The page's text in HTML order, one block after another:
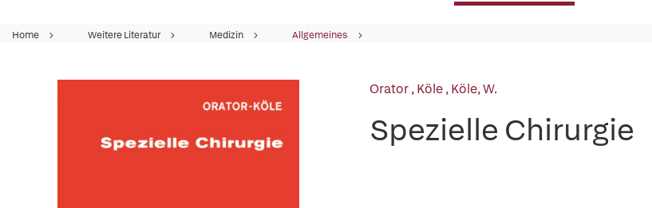
Home Weitere Literatur Medizin Allgemeines
Orator,Köle,Köle, W.
Spezielle Chirurgie